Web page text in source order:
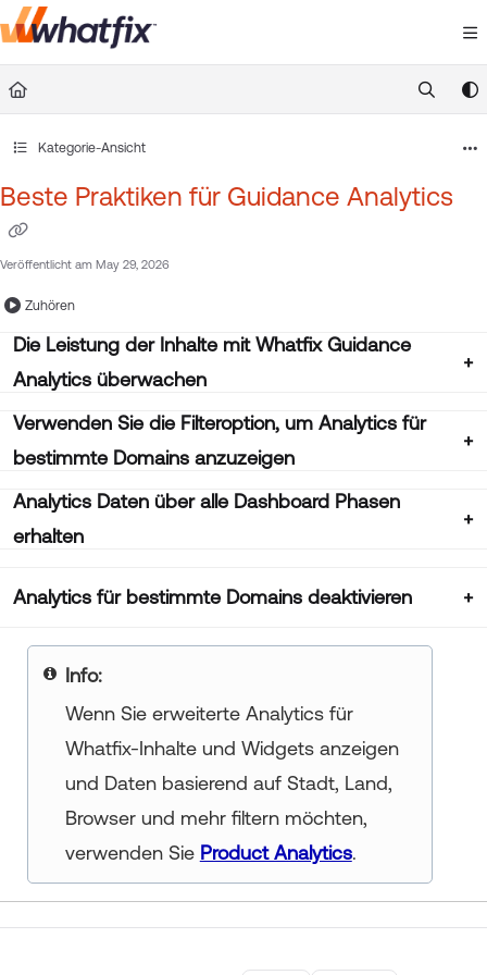
Documentation Index
Fetch the complete documentation index at:
https://
Kategorie-Ansicht
Beste Praktiken für Guidance Analytics
Veröffentlicht am May 29, 2026
Zuhören
Die Leistung der Inhalte mit Whatfix Guidance
Analytics überwachen
Verwenden Sie die Filteroption, um Analytics für
bestimmte Domains anzuzeigen
Analytics Daten über alle Dashboard Phasen
erhalten
Analytics für bestimmte Domains deaktivieren
Info
Wenn Sie erweiterte Analytics für
Whatfix-Inhalte und Widgets anzeigen
und Daten basierend auf Stadt, Land,
Browser und mehr filtern möchten,
verwenden Sie Product Analytics.